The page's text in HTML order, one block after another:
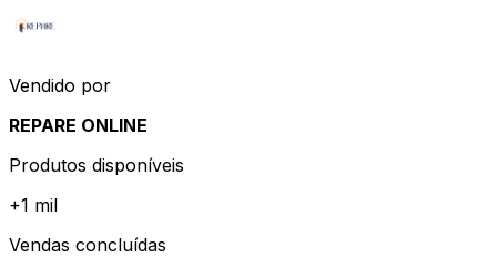
Vendido por
REPARE ONLINE
Produtos disponíveis
+1 mil
Vendas concluídas